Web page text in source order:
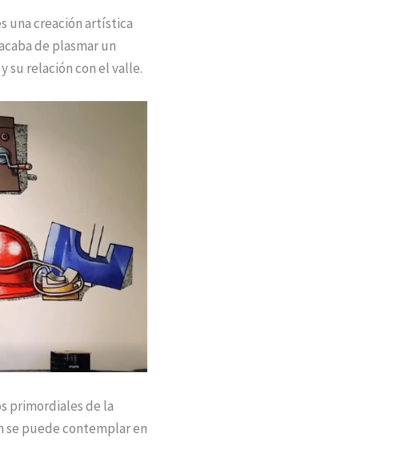
una creación artística
de plasmar un
su relación con el valle.
primordiales de la
se puede contemplar en